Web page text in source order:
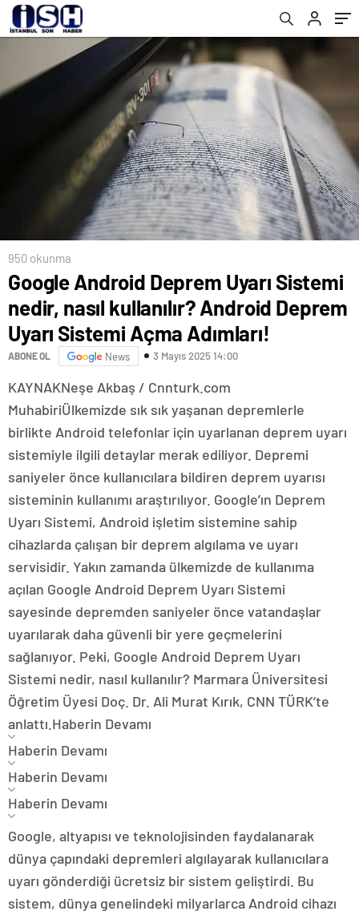
Sistemi Açma Adımları!
950 okunma
Google Android Deprem Uyarı Sistemi
nedir, nasıl kullanılır? Android Deprem
Uyarı Sistemi Açma Adımları!
ABONE OL News 3 Mayıs 2025 14:00
KAYNAKNeşe Akbaş / Cnnturk.com
MuhabiriÜlkemizde sık sık yaşanan depremlerle
birlikte Android telefonlar için uyarlanan deprem uyarı
sistemiyle ilgili detaylar merak ediliyor. Depremi
saniyeler önce kullanıcılara bildiren deprem uyarısı
sisteminin kullanımı araştırılıyor. Google’ın Deprem
Uyarı Sistemi, Android işletim sistemine sahip
cihazlarda çalışan bir deprem algılama ve uyarı
servisidir. Yakın zamanda ülkemizde de kullanıma
açılan Google Android Deprem Uyarı Sistemi
sayesinde depremden saniyeler önce vatandaşlar
uyarılarak daha güvenli bir yere geçmelerini
sağlanıyor. Peki, Google Android Deprem Uyarı
Sistemi nedir, nasıl kullanılır? Marmara Üniversitesi
Öğretim Üyesi Doç. Dr. Ali Murat Kırık, CNN TÜRK’te
anlattı. Haberin Devamı
Haberin Devamı
Haberin Devamı
Haberin Devamı
Google, altyapısı ve teknolojisinden faydalanarak
dünya çapındaki depremleri algılayarak kullanıcılara
uyarı gönderdiği ücretsiz bir sistem geliştirdi. Bu
sistem, dünya genelindeki milyarlarca Android cihazı